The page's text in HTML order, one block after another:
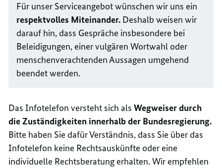
Für unser Serviceangebot wünschen wir uns ein
respektvolles Miteinander. Deshalb weisen wir
darauf hin, dass Gespräche insbesondere bei
Beleidigungen, einer vulgären Wortwahl oder
menschenverachtenden Aussagen umgehend
beendet werden.
Das Infotelefon versteht sich alsWegweiser durch
die Zuständigkeiten innerhalb der Bundesregierung.
Bitte haben Sie dafür Verständnis, dass Sie über das
Infotelefon keine Rechtsauskünfte oder eine
individuelle Rechtsberatung erhalten. Wir empfehlen